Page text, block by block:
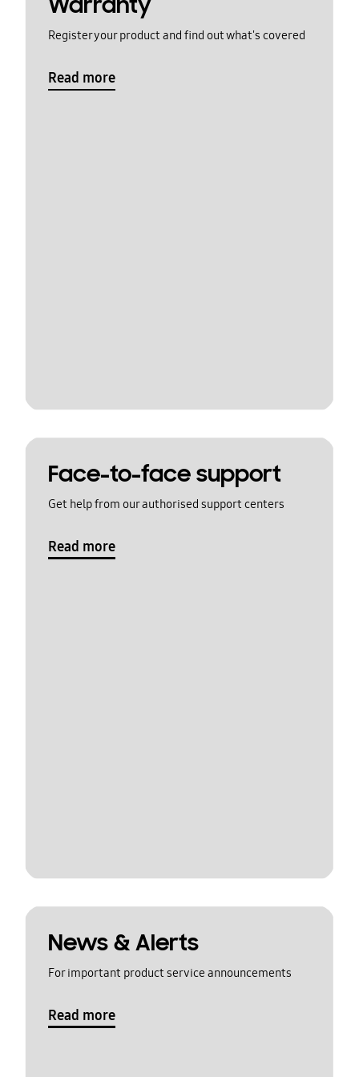
Register your product and find out what's covered
Read more
Face-to-face support
Get help from our authorised support centers
Read more
News & Alerts
For important product service announcements
Read more